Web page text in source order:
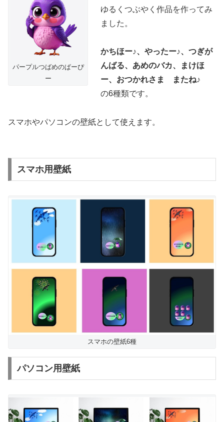
パープルつばめのぱーぴ
ー
ゆるくつぶやく作品を作ってみ
ました。
かちほー♪、やったー♪、つぎが
んばる、あめのバカ、まけほ
ー、おつかれさま またね♪
の6種類です。
スマホやパソコンの壁紙として使えます。
スマホ用壁紙
スマホの壁紙6種
パソコン用壁紙